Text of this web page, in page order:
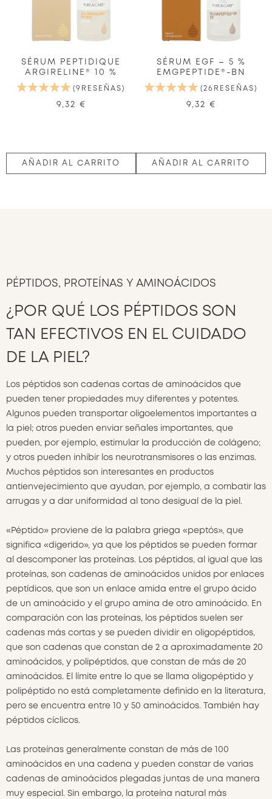
SÉRUM PEPTIDIQUE
ARGIRELINE® 10 %
VALORACIÓN:
9 RESEÑAS
9,32 €
AÑADIR AL CARRITO
SÉRUM EGF – 5 %
EMGPEPTIDE®-BN
VALORACIÓN:
26 RESEÑAS
9,32 €
AÑADIR AL CARRITO
PÉPTIDOS, PROTEÍNAS Y AMINOÁCIDOS
¿POR QUÉ LOS PÉPTIDOS SON
TAN EFECTIVOS EN EL CUIDADO
DE LA PIEL?
Los péptidos son cadenas cortas de aminoácidos que
pueden tener propiedades muy diferentes y potentes.
Algunos pueden transportar oligoelementos importantes a
la piel; otros pueden enviar señales importantes, que
pueden, por ejemplo, estimular la producción de colágeno;
y otros pueden inhibir los neurotransmisores o las enzimas.
Muchos péptidos son interesantes en productos
antienvejecimiento que ayudan, por ejemplo, a combatir las
arrugas y a dar uniformidad al tono desigual de la piel.
«Péptido» proviene de la palabra griega «peptós», que
significa «digerido», ya que los péptidos se pueden formar
al descomponer las proteínas. Los péptidos, al igual que las
proteínas, son cadenas de aminoácidos unidos por enlaces
peptídicos, que son un enlace amida entre el grupo ácido
de un aminoácido y el grupo amina de otro aminoácido. En
comparación con las proteínas, los péptidos suelen ser
cadenas más cortas y se pueden dividir en oligopéptidos,
que son cadenas que constan de 2 a aproximadamente 20
aminoácidos, y polipéptidos, que constan de más de 20
aminoácidos. El límite entre lo que se llama oligopéptido y
polipéptido no está completamente definido en la literatura,
pero se encuentra entre 10 y 50 aminoácidos. También hay
péptidos cíclicos.
Las proteínas generalmente constan de más de 100
aminoácidos en una cadena y pueden constar de varias
cadenas de aminoácidos plegadas juntas de una manera
muy especial. Sin embargo, la proteína natural más